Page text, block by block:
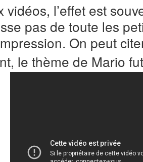
vidéos, l’effet est
pas de toute les
On peut
le thème de Mario